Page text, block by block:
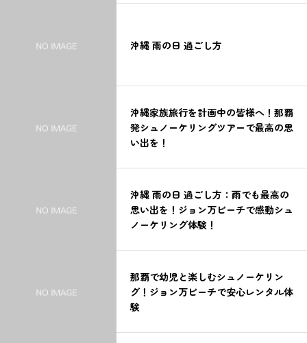
沖縄 雨の日 過ごし方
沖縄家族旅行を計画中の皆様へ！那覇
発シュノーケリングツアーで最高の思
い出を！
沖縄 雨の日 過ごし方：雨でも最高の
思い出を！ジョン万ビーチで感動シュ
ノーケリング体験！
那覇で幼児と楽しむシュノーケリン
グ！ジョン万ビーチで安心レンタル体
験